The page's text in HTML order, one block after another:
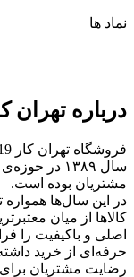
نماد ها
درباره تهران
سال ۱۳۸۹
مشتریان بوده است.
در این سال‌ها همواره
کالاها از میان
اصلی و باکیفیت را
حرفه‌ای از خرید
رضایت مشتریان